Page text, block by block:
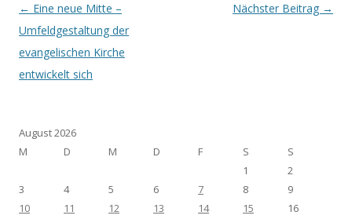
Post navigation
← Eine neue Mitte –
Umfeldgestaltung der
evangelischen Kirche
entwickelt sich
Nächster Beitrag →
August 2026
M
D M D F S
S
1
2
3
4 5 6 7 8
9
10
11 12 13 14 15
16